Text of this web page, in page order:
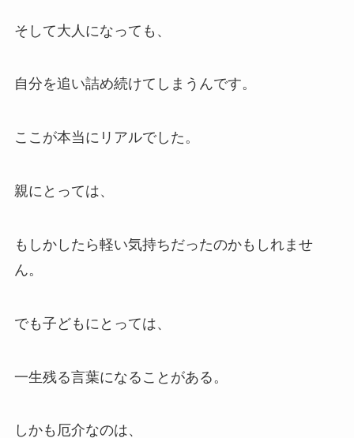
そして大人になっても、
自分を追い詰め続けてしまうんです。
ここが本当にリアルでした。
親にとっては、
もしかしたら軽い気持ちだったのかもしれませ
ん。
でも子どもにとっては、
一生残る言葉になることがある。
しかも厄介なのは、